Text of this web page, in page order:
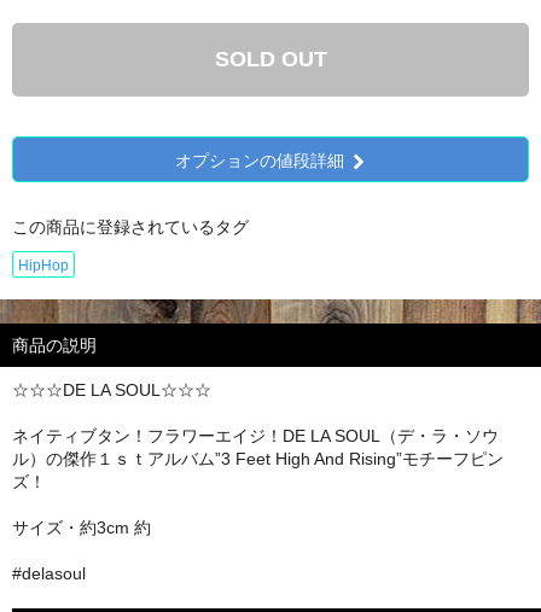
SOLD OUT
オプションの値段詳細
この商品に登録されているタグ
HipHop
商品の説明
☆☆☆DE LA SOUL☆☆☆
ネイティブタン！フラワーエイジ！DE LA SOUL（デ・ラ・ソウ
ル）の傑作１ｓｔアルバム”3 Feet High And Rising”モチーフピン
ズ！
サイズ・約3cm 約
#delasoul